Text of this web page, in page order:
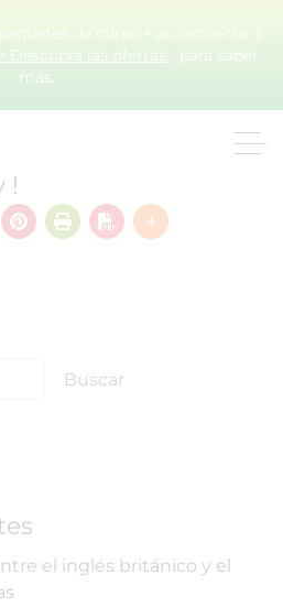
de curso + alojamiento. |
Descubra las ofertas para saber
más.
!
el inglés británico y el